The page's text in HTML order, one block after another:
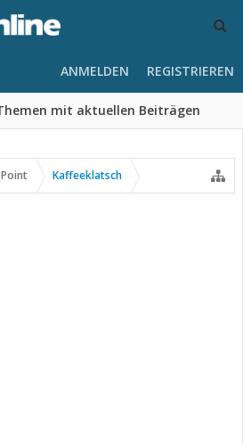
mit aktuellen Beiträgen
ANMELDEN REGISTRIEREN
Kaffeeklatsch